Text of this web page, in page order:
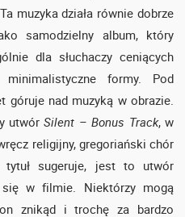
muzyka działa równie dobrze
samodzielny album, który
dla słuchaczy ceniących
minimalistyczne formy. Pod
góruje nad muzyką w obrazie.
utwórSilent – Bonus Track, w
religijny, gregoriański chór
sugeruje, jest to utwór
się w filmie. Niektórzy mogą
znikąd i trochę za bardzo